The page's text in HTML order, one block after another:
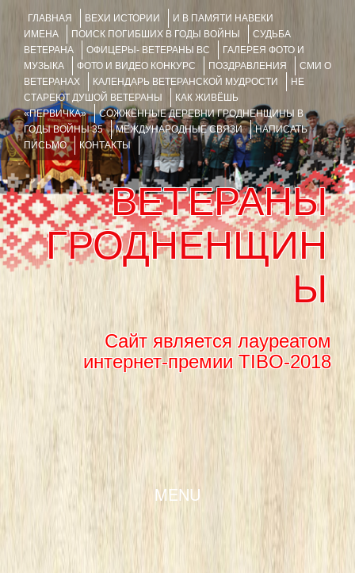
ГЛАВНАЯ ВЕХИ ИСТОРИИ
И В ПАМЯТИ НАВЕКИ
ИМЕНА
ПОИСК ПОГИБШИХ В ГОДЫ ВОЙНЫ
СУДЬБА
ВЕТЕРАНА
ОФИЦЕРЫ- ВЕТЕРАНЫ ВС
ГАЛЕРЕЯ ФОТО И
МУЗЫКА
ФОТО И ВИДЕО КОНКУРС ПОЗДРАВЛЕНИЯ
СМИ О
ВЕТЕРАНАХ
КАЛЕНДАРЬ ВЕТЕРАНСКОЙ МУДРОСТИ
НЕ
СТАРЕЮТ ДУШОЙ ВЕТЕРАНЫ
КАК ЖИВЁШЬ
«ПЕРВИЧКА»
СОЖЖЁННЫЕ ДЕРЕВНИ ГРОДНЕНЩИНЫ В
ГОДЫ ВОЙНЫ 35
МЕЖДУНАРОДНЫЕ СВЯЗИ
НАПИСАТЬ
ПИСЬМО
КОНТАКТЫ
ВЕТЕРАНЫ
ГРОДНЕНЩИН
Ы
Сайт является лауреатом
интернет-премии TIBO-2018
MENU
SKIP TO CONTENT